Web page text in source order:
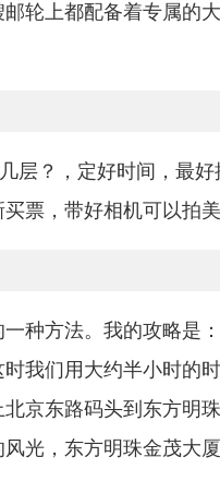
轮上都配备着专属的
层？，定好时间，最
票，带好相机可以拍
种方法。我的攻略是
我们用大约半小时的
京东路码头到东方明
光，东方明珠金茂大